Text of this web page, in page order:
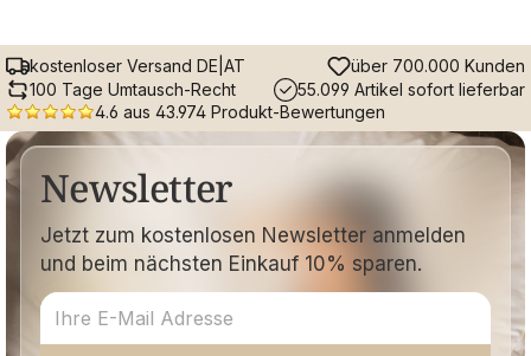
kostenloser Versand DE|AT
über 700.000 Kunden
100 Tage Umtausch-Recht
55.099 Artikel sofort lieferbar
4.6 aus 43.974 Produkt-Bewertungen
Newsletter
Jetzt zum kostenlosen Newsletter anmelden
und beim nächsten Einkauf 10% sparen.